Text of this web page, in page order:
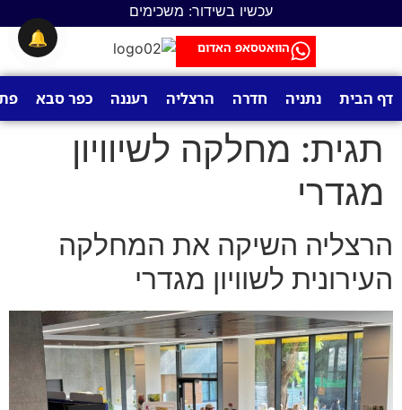
עכשיו בשידור: משכימים
הוואטסאפ האדום
דף הבית נתניה חדרה הרצליה רעננה כפר סבא
תגית: מחלקה לשיוויון
מגדרי
הרצליה השיקה את המחלקה
העירונית לשוויון מגדרי
🔔